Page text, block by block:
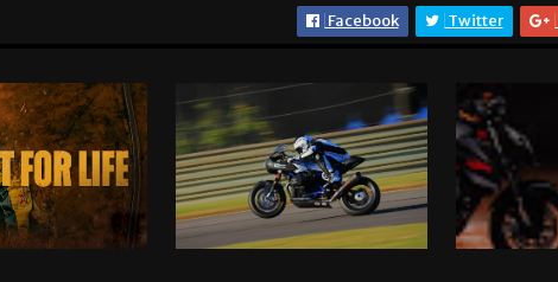
Facebook Twitter